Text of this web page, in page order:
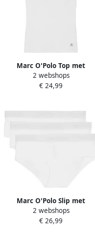
Marc O'Polo Top met
spaghettibandjes Essentials
met kant bij de hals
2 webshops
€ 24,99
Marc O'Polo Slip met
elastische band met logo in
een set van 3 stuks model
2 webshops
€ 26,99